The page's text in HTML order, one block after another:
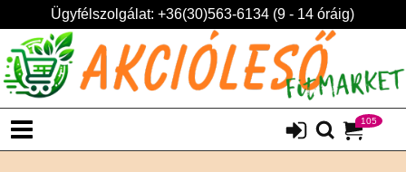
Ügyfélszolgálat: +36(30)563-6134 (9 - 14 óráig)
105